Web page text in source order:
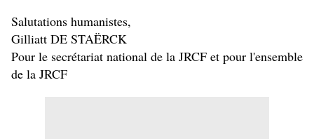
Salutations humanistes,
Gilliatt DE STAËRCK
Pour le secrétariat national de la JRCF et pour l'ensemble
de la JRCF